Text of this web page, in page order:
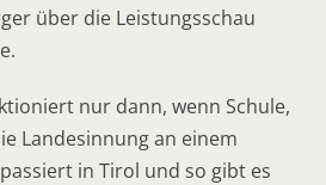
über die Leistungsschau
nur dann, wenn Schule,
Landesinnung an einem
in Tirol und so gibt es